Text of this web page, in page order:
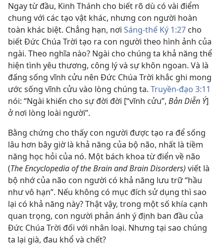
Ngay từ đầu, Kinh Thánh cho biết rõ dù có vài điểm
chung với các tạo vật khác, nhưng con người hoàn
toàn khác biệt. Chẳng hạn, nơi Sáng-thế Ký 1:27 cho
biết Đức Chúa Trời tạo ra con người theo hình ảnh của
ngài. Theo nghĩa nào? Ngài cho chúng ta khả năng thể
hiện tình yêu thương, công lý và sự khôn ngoan. Và là
đấng sống vĩnh cửu nên Đức Chúa Trời khắc ghi mong
ước sống vĩnh cửu vào lòng chúng ta. Truyền-đạo 3:11
nói: “Ngài khiến cho sự đời đời [“vĩnh cửu”, Bản Diễn Ý]
ở nơi lòng loài người”.
Bằng chứng cho thấy con người được tạo ra để sống
lâu hơn bây giờ là khả năng của bộ não, nhất là tiềm
năng học hỏi của nó. Một bách khoa từ điển về não
(The Encyclopedia of the Brain and Brain Disorders) viết là
bộ nhớ của não con người có khả năng lưu trữ “hầu
như vô hạn”. Nếu không có mục đích sử dụng thì sao
lại có khả năng này? Thật vậy, trong một số khía cạnh
quan trọng, con người phản ánh ý định ban đầu của
Đức Chúa Trời đối với nhân loại. Nhưng tại sao chúng
ta lại già, đau khổ và chết?